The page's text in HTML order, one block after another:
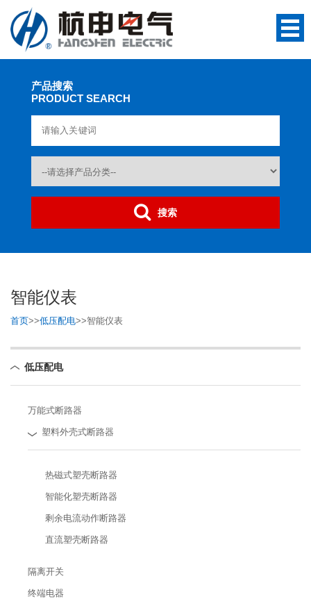
产品搜索
PRODUCT SEARCH
搜索
智能仪表
首页>>低压配电>>智能仪表
低压配电
万能式断路器
塑料外壳式断路器
热磁式塑壳断路器
智能化塑壳断路器
剩余电流动作断路器
直流塑壳断路器
隔离开关
终端电器